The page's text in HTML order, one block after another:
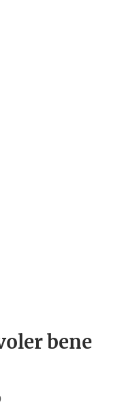
bene